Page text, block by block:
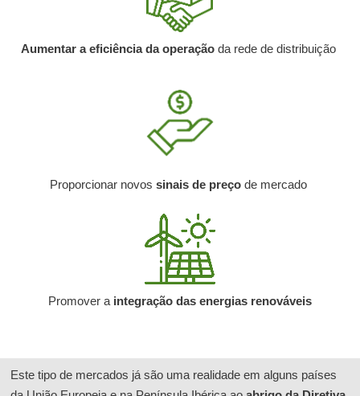
Aumentar a eficiência da operação da rede de distribuição
Proporcionar novos sinais de preço de mercado
Promover a integração das energias renováveis
Este tipo de mercados já são uma realidade em alguns países